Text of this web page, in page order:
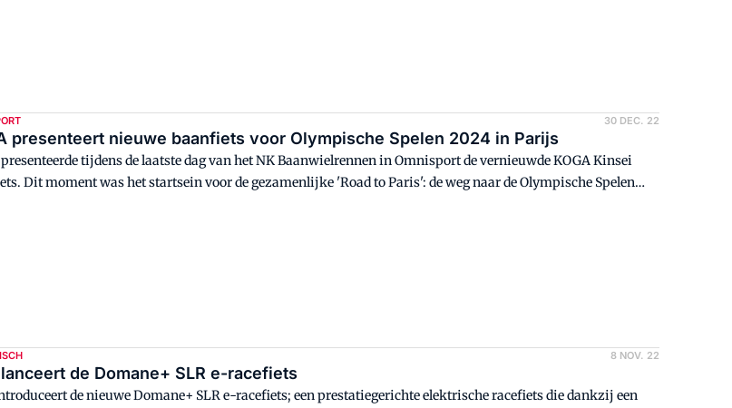
30 DEC. 22
presenteert nieuwe baanfiets voor Olympische Spelen 2024 in Parijs
presenteerde tijdens de laatste dag van het NK Baanwielrennen in Omnisport de vernieuwde KOGA Kinsei
Dit moment was het startsein voor de gezamenlijke 'Road to Paris': de weg naar de Olympische Spelen
8 NOV. 22
de Domane+ SLR e-racefiets
de nieuwe Domane+ SLR e-racefiets; een prestatiegerichte elektrische racefiets die dankzij een